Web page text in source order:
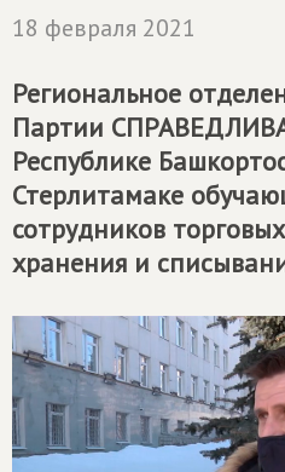
18 февраля 2021
Региональное
Партии
Республике
Стерлитамаке
сотрудников
хранения и